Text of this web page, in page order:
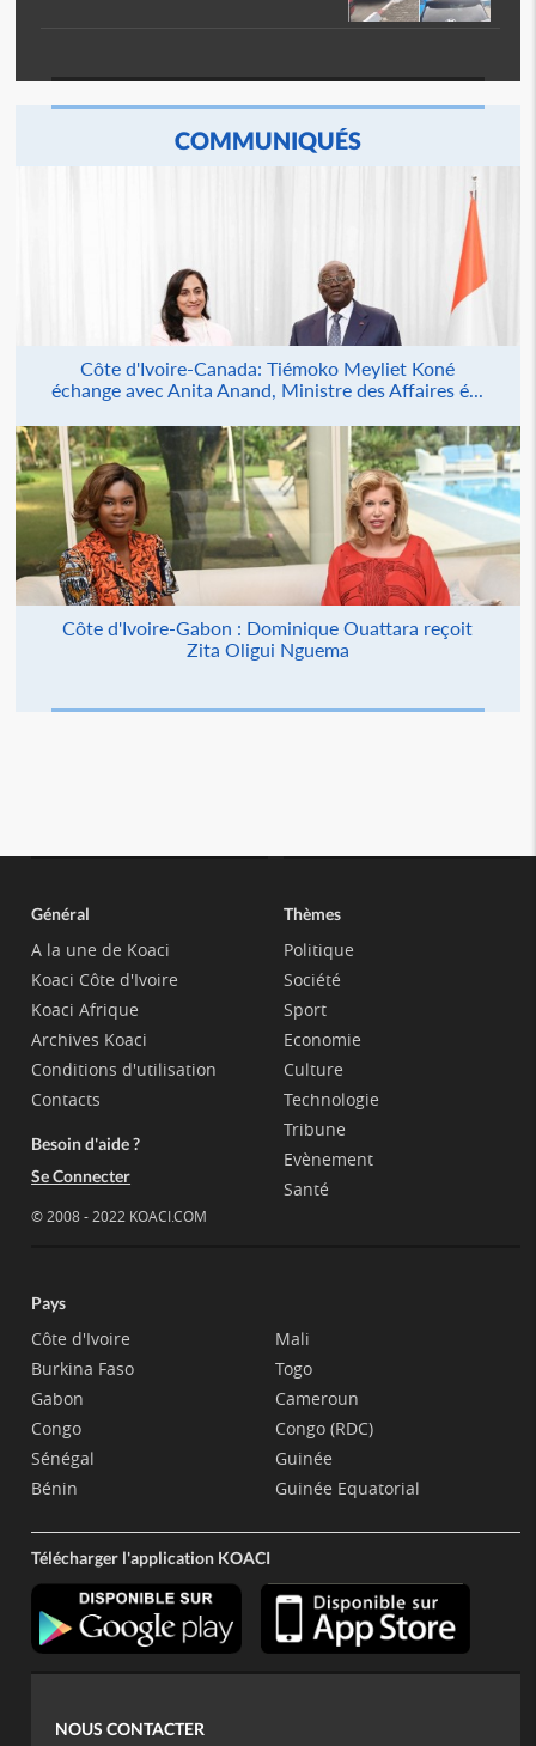
COMMUNIQUÉS
Côte d'Ivoire-Canada: Tiémoko Meyliet Koné
échange avec Anita Anand, Ministre des Affaires é...
Côte d'Ivoire-Gabon : Dominique Ouattara reçoit
Zita Oligui Nguema
Général
A la une de Koaci
Koaci Côte d'Ivoire
Koaci Afrique
Archives Koaci
Conditions d'utilisation
Contacts
Besoin d'aide ?
Se Connecter
© 2008 - 2022 KOACI.COM
Thèmes
Politique
Société
Sport
Economie
Culture
Technologie
Tribune
Evènement
Santé
Pays
Côte d'Ivoire
Burkina Faso
Gabon
Congo
Sénégal
Bénin
Mali
Togo
Cameroun
Congo (RDC)
Guinée
Guinée Equatorial
Télécharger l'application KOACI
NOUS CONTACTER